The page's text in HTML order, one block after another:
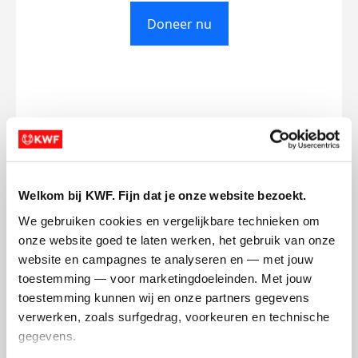
Welkom bij KWF. Fijn dat je onze website bezoekt.
We gebruiken cookies en vergelijkbare technieken om
onze website goed te laten werken, het gebruik van onze
website en campagnes te analyseren en — met jouw
toestemming — voor marketingdoeleinden. Met jouw
toestemming kunnen wij en onze partners gegevens
verwerken, zoals surfgedrag, voorkeuren en technische
gegevens.
Doneer nu
€0 €750
Doneer
Ansh's badges